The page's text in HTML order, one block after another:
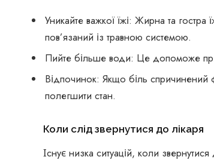
Уникайте важкої їжі: Жирна та
пов’язаний із травною системою.
Пийте більше води: Це допоможе при
Відпочинок: Якщо біль
полегшити стан.
Коли слід звернутися до лікаря
Існує низка ситуацій, коли